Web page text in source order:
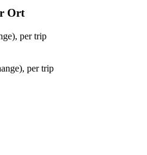
Ort
per trip
per trip